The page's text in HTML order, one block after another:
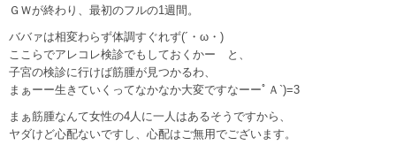
ＧＷが終わり、最初のフルの1週間。
ババァは相変わらず体調すぐれず(´・ω・)
ここらでアレコレ検診でもしておくかー と、
子宮の検診に行けば筋腫が見つかるわ、
まぁーー生きていくってなかなか大変ですなーーﾟＡ`)=3
まぁ筋腫なんて女性の4人に一人はあるそうですから、
ヤダけど心配ないですし、心配はご無用でございます。